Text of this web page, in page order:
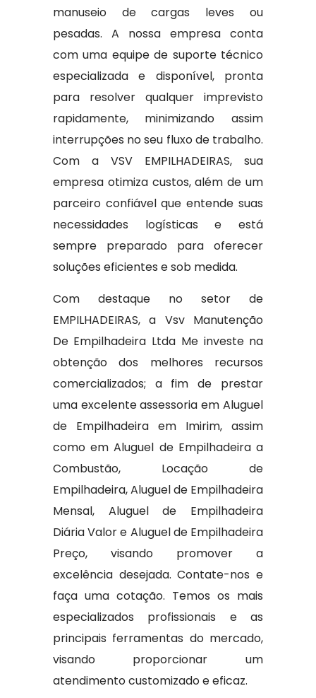
manuseio de cargas leves ou
pesadas. A nossa empresa conta
com uma equipe de suporte técnico
especializada e disponível, pronta
para resolver qualquer imprevisto
rapidamente, minimizando assim
interrupções no seu fluxo de trabalho.
Com a VSV EMPILHADEIRAS, sua
empresa otimiza custos, além de um
parceiro confiável que entende suas
necessidades logísticas e está
sempre preparado para oferecer
soluções eficientes e sob medida.
Com destaque no setor de
EMPILHADEIRAS, a Vsv Manutenção
De Empilhadeira Ltda Me investe na
obtenção dos melhores recursos
comercializados; a fim de prestar
uma excelente assessoria em Aluguel
de Empilhadeira em Imirim, assim
como em Aluguel de Empilhadeira a
Combustão, Locação de
Empilhadeira, Aluguel de Empilhadeira
Mensal, Aluguel de Empilhadeira
Diária Valor e Aluguel de Empilhadeira
Preço, visando promover a
excelência desejada. Contate-nos e
faça uma cotação. Temos os mais
especializados profissionais e as
principais ferramentas do mercado,
visando proporcionar um
atendimento customizado e eficaz.